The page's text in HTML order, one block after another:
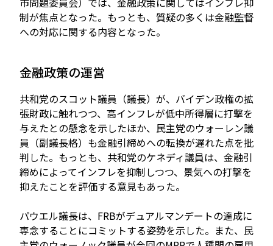
制が焦点となった。もっとも、質疑の多くは金融監督
への対応に関する内容となった。
金融政策の運営
共和党のスコット議員（議長）が、バイデン政権の拡
張財政に触れつつ、高インフレが低中所得層に打撃を
与えたとの懸念を示したほか、民主党のウォーレン議
員（副議長格）も金融引締めへの転換が遅れた点を批
判した。もっとも、共和党のケネディ議員は、金融引
締めによってインフレを抑制しつつ、景気への打撃を
抑えたことを評価する意見もあった。
パウエル議長は、FRBがデュアルマンデートの達成に
専念することにコミットする姿勢を示した。また、民